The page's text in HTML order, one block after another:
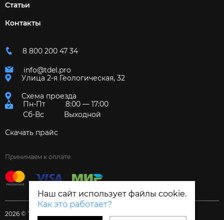
Наш сайт использует файлы cookie.
Как это работает?
Статьи
Контакты
8 800 200 47 34
info@tdel.pro
Улица 2-я Геологическая, 32
Схема проезда
Пн-Пт
8:00 — 17:00
Сб-Вс
Выходной
Скачать прайс
Принимаем к оплате:
2026 © Торговый дом «Электрум»